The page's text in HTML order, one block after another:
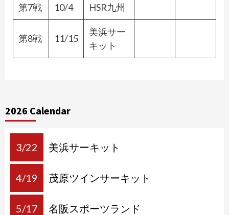
第7戦 10/4 HSR九州
第8戦 11/15
美浜サー
キット
2026 Calendar
3/22 美浜サーキット
4/19 茂原ツインサーキット
5/17 名阪スポーツランド